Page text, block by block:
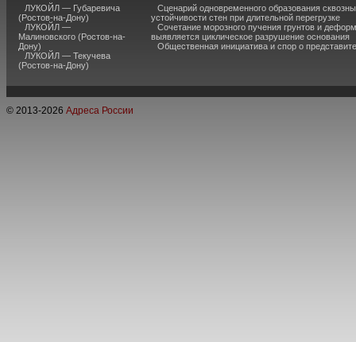
ЛУКОЙЛ — Губаревича
(Ростов-на-Дону)
ЛУКОЙЛ —
Малиновского (Ростов-на-
Дону)
ЛУКОЙЛ — Текучева
(Ростов-на-Дону)
Сценарий одновременного образования
устойчивости стен при длительной перегрузке
Сочетание морозного пучения грунтов и
выявляется циклическое разрушение основания
Общественная инициатива и спор о
© 2013-2026 Адреса России